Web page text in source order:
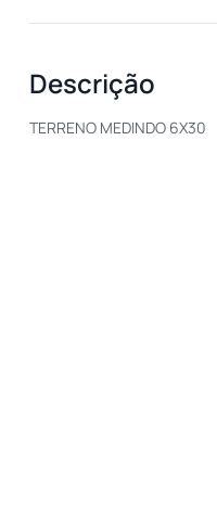
Descrição
TERRENO MEDINDO 6X30